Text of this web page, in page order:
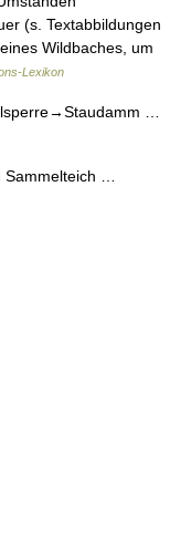
(s. Textabbildungen
Wildbaches, um
Lexikon
…
Sammelteich …